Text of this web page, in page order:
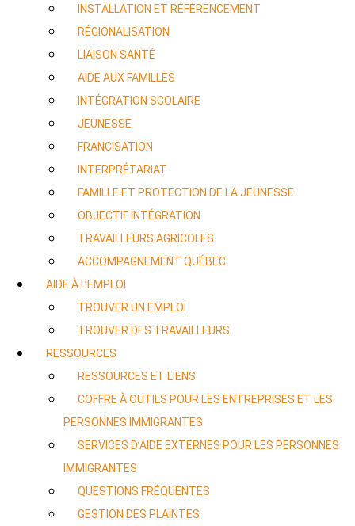
INSTALLATION ET RÉFÉRENCEMENT
RÉGIONALISATION
LIAISON SANTÉ
AIDE AUX FAMILLES
INTÉGRATION SCOLAIRE
JEUNESSE
FRANCISATION
INTERPRÉTARIAT
FAMILLE ET PROTECTION DE LA JEUNESSE
OBJECTIF INTÉGRATION
TRAVAILLEURS AGRICOLES
ACCOMPAGNEMENT QUÉBEC
AIDE À L’EMPLOI
TROUVER UN EMPLOI
TROUVER DES TRAVAILLEURS
RESSOURCES
RESSOURCES ET LIENS
COFFRE À OUTILS POUR LES ENTREPRISES ET LES
PERSONNES IMMIGRANTES
SERVICES D’AIDE EXTERNES POUR LES PERSONNES
IMMIGRANTES
QUESTIONS FRÉQUENTES
GESTION DES PLAINTES